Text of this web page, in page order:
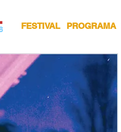
FESTIVAL PROGRAMA